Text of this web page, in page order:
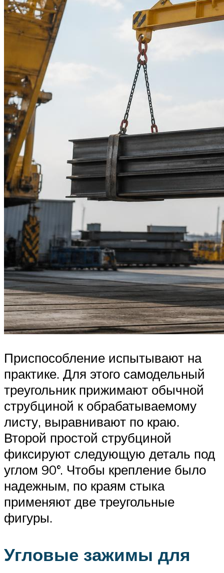
Приспособление испытывают на
практике. Для этого самодельный
треугольник прижимают обычной
струбциной к обрабатываемому
листу, выравнивают по краю.
Второй простой струбциной
фиксируют следующую деталь под
углом 90°. Чтобы крепление было
надежным, по краям стыка
применяют две треугольные
фигуры.
Угловые зажимы для